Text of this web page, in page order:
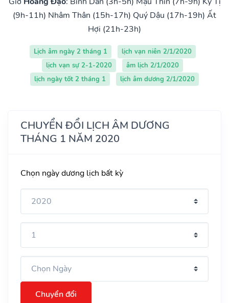
(9h-11h) Nhâm Thân (15h-17h) Quý Dậu (17h-19h) Ất
Hợi (21h-23h)
Lịch âm ngày 2 tháng 1
lịch vạn niên 2/1/2020
lịch vạn sự 2-1-2020
âm lịch 2/1/2020
lịch ngày tốt 2 tháng 1
lịch âm dương 2/1/2020
CHUYỂN ĐỔI LỊCH ÂM DƯƠNG
THÁNG 1 NĂM 2020
Chọn ngày dương lịch bất kỳ
Chuyển đổi